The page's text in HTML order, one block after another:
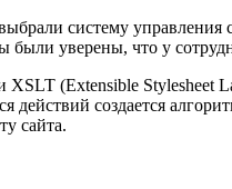
систему
уверены, что у
XSLT (Extensible Stylesheet
действий создается
сайта.